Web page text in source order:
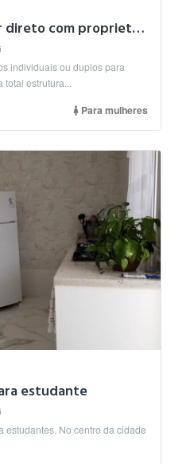
Quartos para alugar direto com proprietário
individuais ou duplos para
total estrutura...
Para mulheres
estudante
estudantes. No centro da cidade